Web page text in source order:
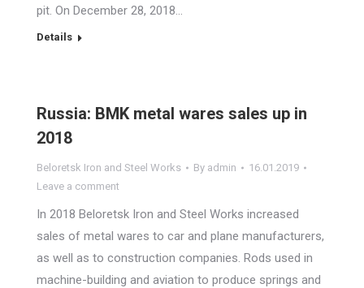
pit. On December 28, 2018…
Details
Russia: BMK metal wares sales up in
2018
Beloretsk Iron and Steel Works By admin
16.01.2019
Leave a comment
In 2018 Beloretsk Iron and Steel Works increased
sales of metal wares to car and plane manufacturers,
as well as to construction companies. Rods used in
machine-building and aviation to produce springs and